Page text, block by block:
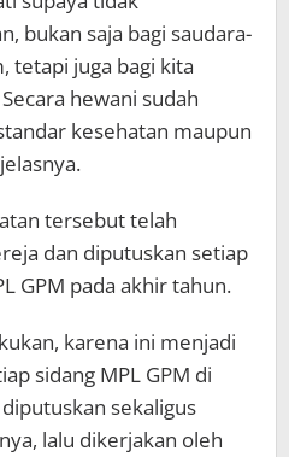
bukan saja bagi saudara-
tetapi juga bagi kita
hewani sudah
kesehatan maupun
tersebut telah
dan diputuskan setiap
GPM pada akhir tahun.
karena ini menjadi
sidang MPL GPM di
sekaligus
lalu dikerjakan oleh